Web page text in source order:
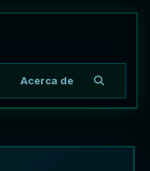
Acerca de Buscar